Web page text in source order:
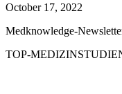
October 17, 2022
Medknowledge-
TOP-